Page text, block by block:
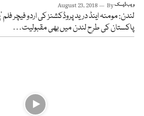
August 23, 2018 Byویب ڈیسک
لندن: مومنہ اینڈ درید پروڈکشنز کی اردو فیچر فلم
پاکستان کی طرح لندن میں بھی مقبولیت…